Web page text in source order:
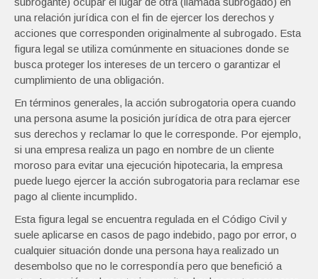
una relación jurídica con el fin de ejercer los derechos y
acciones que corresponden originalmente al subrogado. Esta
figura legal se utiliza comúnmente en situaciones donde se
busca proteger los intereses de un tercero o garantizar el
cumplimiento de una obligación.
En términos generales, la acción subrogatoria opera cuando
una persona asume la posición jurídica de otra para ejercer
sus derechos y reclamar lo que le corresponde. Por ejemplo,
si una empresa realiza un pago en nombre de un cliente
moroso para evitar una ejecución hipotecaria, la empresa
puede luego ejercer la acción subrogatoria para reclamar ese
pago al cliente incumplido.
Esta figura legal se encuentra regulada en el Código Civil y
suele aplicarse en casos de pago indebido, pago por error, o
cualquier situación donde una persona haya realizado un
desembolso que no le correspondía pero que benefició a